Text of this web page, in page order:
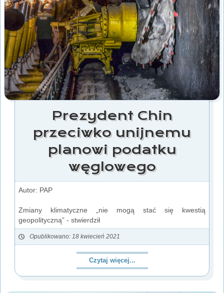
Prezydent Chin
przeciwko unijnemu
planowi podatku
węglowego
Autor: PAP
Zmiany klimatyczne „nie mogą stać się kwestią
geopolityczną” - stwierdził
Opublikowano: 18 kwiecień 2021
Czytaj więcej...